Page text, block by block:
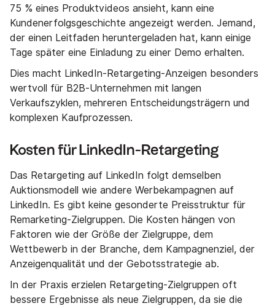
75 % eines Produktvideos ansieht, kann eine
Kundenerfolgsgeschichte angezeigt werden. Jemand,
der einen Leitfaden heruntergeladen hat, kann einige
Tage später eine Einladung zu einer Demo erhalten.
Dies macht LinkedIn-Retargeting-Anzeigen besonders
wertvoll für B2B-Unternehmen mit langen
Verkaufszyklen, mehreren Entscheidungsträgern und
komplexen Kaufprozessen.
Kosten für LinkedIn-Retargeting
Das Retargeting auf LinkedIn folgt demselben
Auktionsmodell wie andere Werbekampagnen auf
LinkedIn. Es gibt keine gesonderte Preisstruktur für
Remarketing-Zielgruppen. Die Kosten hängen von
Faktoren wie der Größe der Zielgruppe, dem
Wettbewerb in der Branche, dem Kampagnenziel, der
Anzeigenqualität und der Gebotsstrategie ab.
In der Praxis erzielen Retargeting-Zielgruppen oft
bessere Ergebnisse als neue Zielgruppen, da sie die